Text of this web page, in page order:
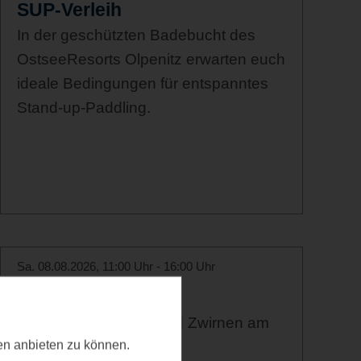
SUP-Verleih
In der geschützten Badebucht des
OstseeResorts Olpenitz erwarten euch
ideale Bedingungen für entspanntes
Stand-up-Paddling.
Sa. 08.08.2026, 11:00 Uhr - 16:00 Uhr
Spinnkurs, Spinnen und Zwirnen am
Spinnrad
anbieten zu können.